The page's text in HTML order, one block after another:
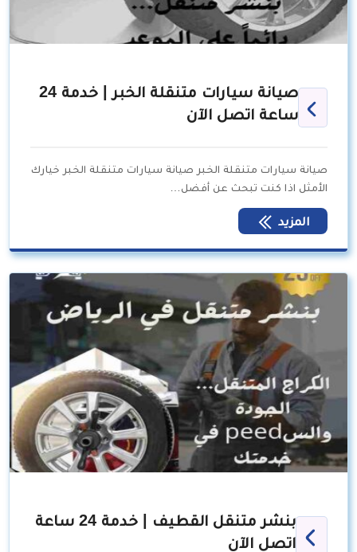
صيانة سيارات متنقلة الخبر | خدمة 24
ساعة اتصل الآن
صيانة سيارات متنقلة الخبر صيانة سيارات متنقلة الخبر خيارك
الأمثل اذا كنت تبحث عن أفضل…
المزيد
بنشر متنقل القطيف | خدمة 24 ساعة
اتصل الآن